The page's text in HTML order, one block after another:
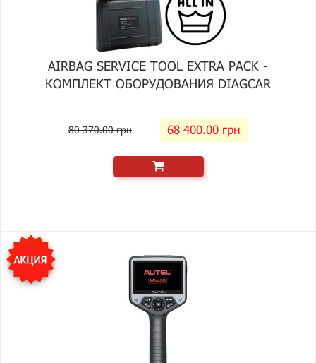
AIRBAG SERVICE TOOL EXTRA PACK -
КОМПЛЕКТ ОБОРУДОВАНИЯ DIAGCAR
80 370.00 грн 68 400.00 грн